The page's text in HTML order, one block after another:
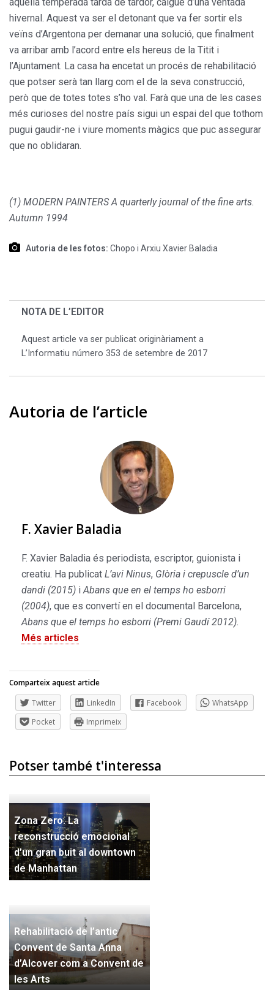
hivernal. Aquest va ser el detonant que va fer sortir els
veïns d’Argentona per demanar una solució, que finalment
va arribar amb l’acord entre els hereus de la Titit i
l’Ajuntament. La casa ha encetat un procés de rehabilitació
que potser serà tan llarg com el de la seva construcció,
però que de totes totes s’ho val. Farà que una de les cases
més curioses del nostre país sigui un espai del que tothom
pugui gaudir-ne i viure moments màgics que puc assegurar
que no oblidaran.
(1) MODERN PAINTERS A quarterly journal of the fine arts.
Autumn 1994
Autoria de les fotos: Chopo i Arxiu Xavier Baladia
NOTA DE L’EDITOR
Aquest article va ser publicat originàriament a
L’Informatiu número 353 de setembre de 2017
Autoria de l’article
F. Xavier Baladia
F. Xavier Baladia és periodista, escriptor, guionista i
creatiu. Ha publicat L’avi Ninus, Glòria i crepuscle d’un
dandi (2015) iAbans que en el temps ho esborri
(2004), que es convertí en el documental Barcelona,
Abans que el temps ho esborri (Premi Gaudí 2012).
Més articles
Comparteix aquest article
Twitter
LinkedIn Facebook
WhatsApp
Pocket
Imprimeix
Potser també t'interessa
Zona Zero. La
reconstrucció emocional
d’un gran buit al downtown
de Manhattan
Rehabilitació de l’antic
Convent de Santa Anna
d’Alcover com a Convent de
les Arts